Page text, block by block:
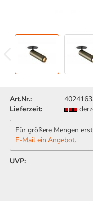
Art.Nr.:
Lieferzeit:
Für größere Mengen
E-Mail ein Angebot.
UVP: